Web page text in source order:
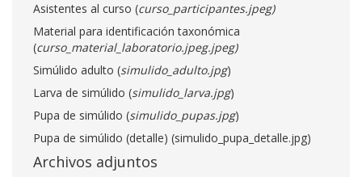
Asistentes al curso (curso_participantes.jpeg)
Material para identificación taxonómica
(curso_material_laboratorio.jpeg.jpeg)
Simúlido adulto (simulido_adulto.jpg)
Larva de simúlido (simulido_larva.jpg)
Pupa de simúlido (simulido_pupas.jpg)
Pupa de simúlido (detalle) (simulido_pupa_detalle.jpg)
Archivos adjuntos